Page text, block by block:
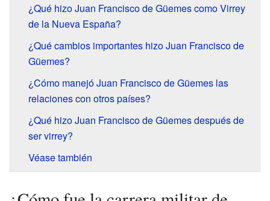
¿Qué hizo Juan Francisco de Güemes como Virrey
de la Nueva España?
¿Qué cambios importantes hizo Juan Francisco de
Güemes?
¿Cómo manejó Juan Francisco de Güemes las
relaciones con otros países?
¿Qué hizo Juan Francisco de Güemes después de
ser virrey?
Véase también